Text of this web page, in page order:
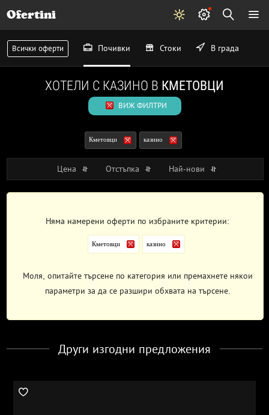
Ofertini
Всички оферти Почивки Стоки В града
ХОТЕЛИ С КАЗИНО В КМЕТОВЦИ
ВИЖ ФИЛТРИ
Кметовци казино
Цена Отстъпка Най-нови
Няма намерени оферти по избраните критерии:
Кметовци казино
Моля, опитайте търсене по категория или премахнете някои
параметри за да се разшири обхвата на търсене.
Други изгодни предложения